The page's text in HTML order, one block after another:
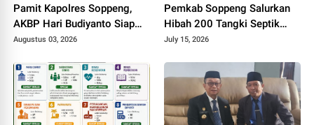
Pamit Kapolres Soppeng,
AKBP Hari Budiyanto Siap
Lanjutkan Sinergi untuk
Augustus 03, 2026
Pemkab Soppeng Salurkan
Hibah 200 Tangki Septik
untuk Warga
July 15, 2026